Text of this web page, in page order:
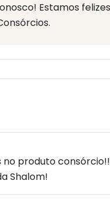
Estamos
produto
Shalom!